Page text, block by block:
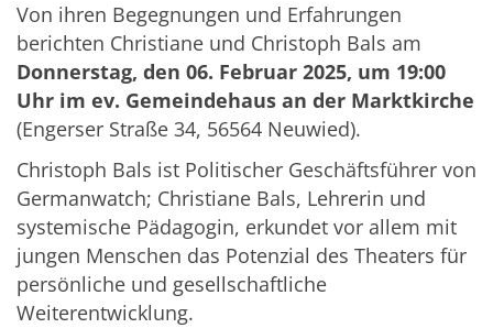
Von ihren Begegnungen und Erfahrungen
berichten Christiane und Christoph Bals am
Donnerstag, den 06. Februar 2025, um 19:00
Uhr im ev. Gemeindehaus an der Marktkirche
(Engerser Straße 34, 56564 Neuwied).
Christoph Bals ist Politischer Geschäftsführer von
Germanwatch; Christiane Bals, Lehrerin und
systemische Pädagogin, erkundet vor allem mit
jungen Menschen das Potenzial des Theaters für
persönliche und gesellschaftliche
Weiterentwicklung.